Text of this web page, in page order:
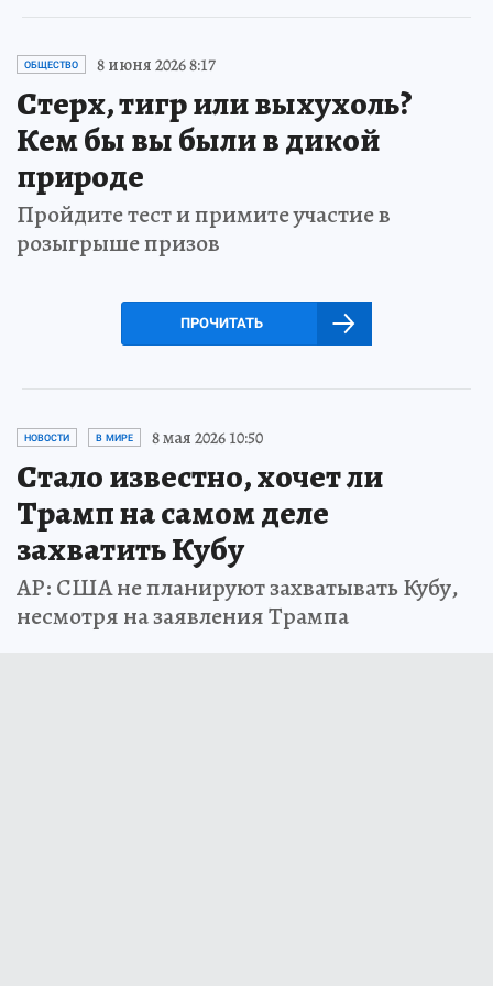
ОБЩЕСТВО 8 июня 2026 8:17
Стерх, тигр или выхухоль?
Кем бы вы были в дикой
природе
Пройдите тест и примите участие в
розыгрыше призов
ПРОЧИТАТЬ
НОВОСТИ В МИРЕ 8 мая 2026 10:50
Стало известно, хочет ли
Трамп на самом деле
захватить Кубу
AP: США не планируют захватывать Кубу,
несмотря на заявления Трампа